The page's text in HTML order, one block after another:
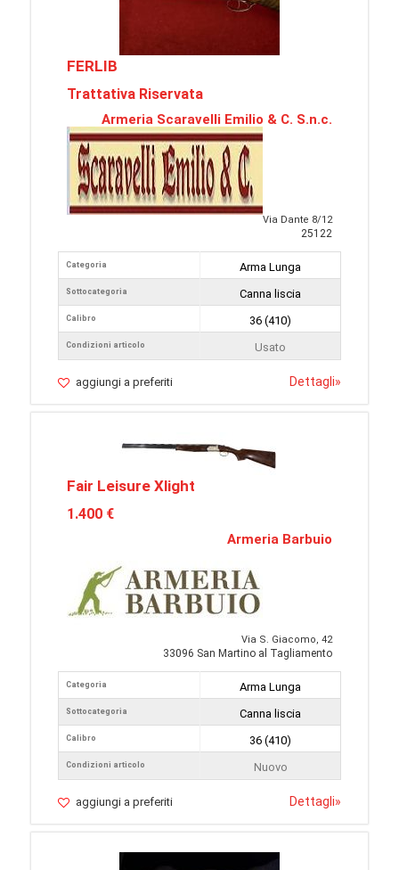
FERLIB
Trattativa Riservata
Armeria Scaravelli Emilio & C. S.n.c.
Via Dante 8/12
25122
Categoria
Sottocategoria
Calibro
Condizioni articolo
Arma Lunga
Canna liscia
36 (410)
Usato
aggiungi a preferiti Dettagli»
Fair Leisure Xlight
1.400 €
Armeria Barbuio
Via S. Giacomo, 42
33096 San Martino al Tagliamento
Categoria
Sottocategoria
Calibro
Condizioni articolo
Arma Lunga
Canna liscia
36 (410)
Nuovo
aggiungi a preferiti Dettagli»